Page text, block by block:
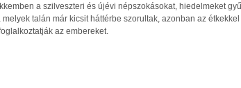
a szilveszteri és újévi népszokásokat, hiedelmeket
melyek talán már kicsit háttérbe szorultak, azonban az
az embereket.